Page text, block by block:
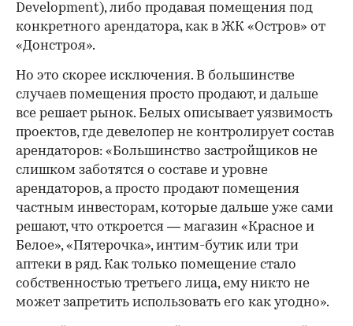
Development), либо продавая помещения под
конкретного арендатора, как в ЖК «Остров» от
«Донстроя».
Но это скорее исключения. В большинстве
случаев помещения просто продают, и дальше
все решает рынок. Белых описывает уязвимость
проектов, где девелопер не контролирует состав
арендаторов: «Большинство застройщиков не
слишком заботятся о составе и уровне
арендаторов, а просто продают помещения
частным инвесторам, которые дальше уже сами
решают, что откроется — магазин «Красное и
Белое», «Пятерочка», интим-бутик или три
аптеки в ряд. Как только помещение стало
собственностью третьего лица, ему никто не
может запретить использовать его как угодно».